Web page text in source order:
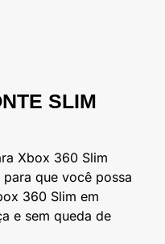
SLIM
Xbox 360 Slim
que você possa
360 Slim em
e sem queda de